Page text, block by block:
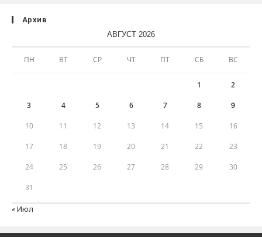
Архив
АВГУСТ 2026
ПН ВТ СР ЧТ ПТ СБ ВС
1 2
3 4 5 6 7 8 9
10 11 12 13 14 15 16
17 18 19 20 21 22 23
24 25 26 27 28 29 30
31
« Июл